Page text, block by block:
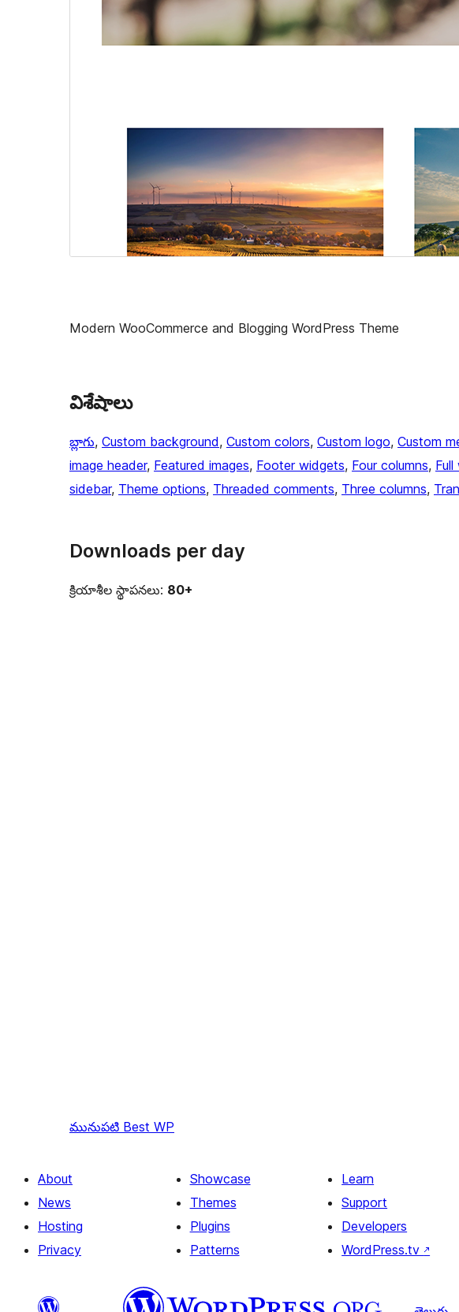
Modern WooCommerce and Blogging WordPress Theme
విశేషాలు
బ్లాగు, Custom background, Custom colors, Custom logo, Custom
image header, Featured images, Footer widgets, Four columns,
sidebar, Theme options, Threaded comments, Three columns,
Downloads per day
క్రియాశీల స్థాపనలు: 80+
మునుపటి Best WP
About
News
Hosting
Privacy
Showcase
Themes
Plugins
Patterns
Learn
Support
Developers
WordPress.tv ↗